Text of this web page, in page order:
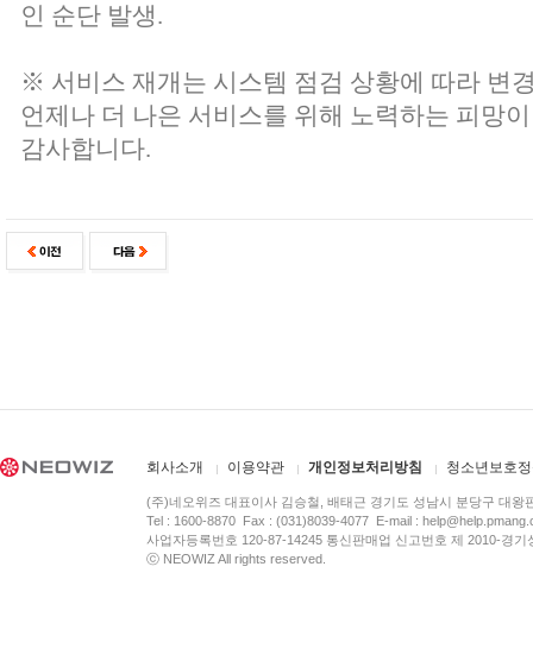
인 순단 발생.
※ 서비스 재개는 시스템 점검 상황에 따라 변
언제나 더 나은 서비스를 위해 노력하는 피망
감사합니다.
회사소개 이용약관 개인정보처리방침 청소년보호
(주)네오위즈 대표이사 김승철, 배태근 경기도 성남시 분당구 대왕
Tel : 1600-8870 Fax : (031)8039-4077 E-mail :
사업자등록번호 120-87-14245 통신판매업 신고번호 제 2010-경
ⓒ NEOWIZ All rights reserved.